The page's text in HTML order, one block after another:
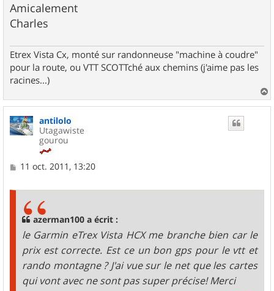
Amicalement
Charles
Etrex Vista Cx, monté sur randonneuse "machine à coudre"
pour la route, ou VTT SCOTTché aux chemins (j'aime pas les
racines...)
a
antilolo
Utagawiste
gourou
M11 oct. 2011, 13:20
azerman100 a écrit :
le Garmin eTrex Vista HCX me branche bien car le
prix est correcte. Est ce un bon gps pour le vtt et
rando montagne ? J'ai vue sur le net que les cartes
qui vont avec ne sont pas super précise! Merci